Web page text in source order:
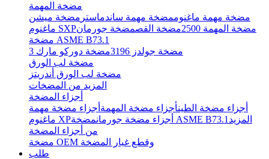
مضخة المهمة
مضخة مهمة ماغنوممضخة مهمة ساندماستر مضخة ميشن
ماغنوم SXP
مضخة المهمة 2500 مضخة القصمضخة جورمان
مضخة ASME B73.1
مضخة جولدز 3196
مضخة دوركو مارك 3
مضخة لب الورق
مضخة لب الورق أندريتز
المزيد من المضخات
أجزاء المضخة
أجزاء مضخة الطينأجزاء مضخة المهمة أجزاء مضخة مهمة
ماغنوم XP
أجزاء مضخة جورمان مضخة ASME B73.1 المزيد
من أجزاء المضخة
مضخة OEM وقطع غيار المضخة
طلب